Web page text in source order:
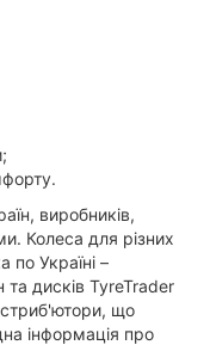
виробників,
Колеса для різних
по Україні –
дисків TyreTrader
що
інформація про